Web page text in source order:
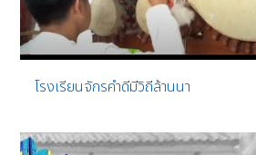
โรงเรียนจักรคำดีมีวิถีล้านนา